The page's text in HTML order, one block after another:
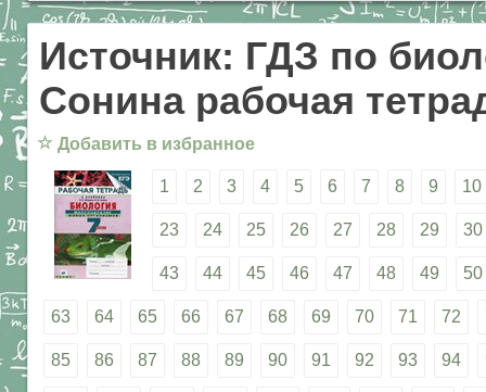
Источник: ГДЗ по
Сонина рабочая
☆ Добавить в избранное
1 2 3 4 5 6 7 8 9 10
23 24 25 26 27 28 29 30
43 44 45 46 47 48 49 50
63 64 65 66 67 68 69 70 71 72
85 86 87 88 89 90 91 92 93 94